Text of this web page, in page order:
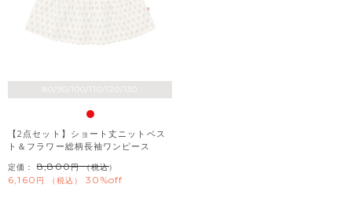
80/90/100/110/120/130
【2点セット】ショート丈ニットベス
ト＆フラワー総柄長袖ワンピース
定価： 8,800 （税込）
6,160 税込 30%off